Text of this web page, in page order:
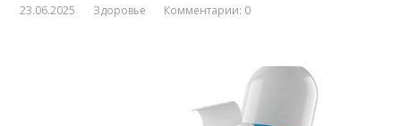
23.06.2025 Здоровье Комментарии: 0